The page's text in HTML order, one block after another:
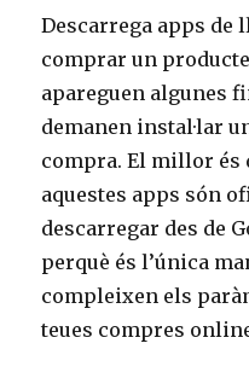
Descarrega apps de
comprar un
apareguen algunes
demanen instal·lar
compra. El millor és
aquestes apps són
descarregar des de
perquè és l’única
compleixen els
teues compres